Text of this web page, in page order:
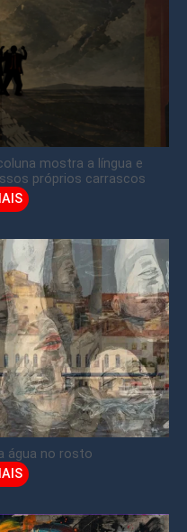
mostra a língua e
próprios carrascos
água no rosto